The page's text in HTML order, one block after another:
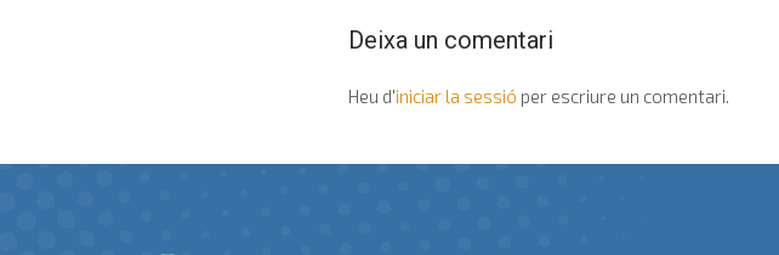
Deixa un comentari
Heu d'iniciar la sessió per escriure un comentari.